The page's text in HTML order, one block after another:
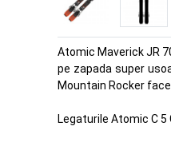
Atomic Maverick JR
pe zapada super
Mountain Rocker
Legaturile Atomic C